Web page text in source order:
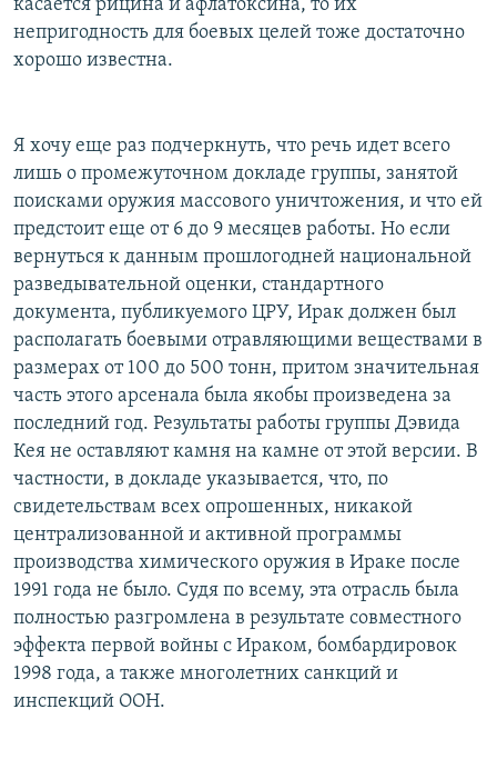
касается рицина и афлатоксина, то их
непригодность для боевых целей тоже достаточно
хорошо известна.
Я хочу еще раз подчеркнуть, что речь идет всего
лишь о промежуточном докладе группы, занятой
поисками оружия массового уничтожения, и что ей
предстоит еще от 6 до 9 месяцев работы. Но если
вернуться к данным прошлогодней национальной
разведывательной оценки, стандартного
документа, публикуемого ЦРУ, Ирак должен был
располагать боевыми отравляющими веществами в
размерах от 100 до 500 тонн, притом значительная
часть этого арсенала была якобы произведена за
последний год. Результаты работы группы Дэвида
Кея не оставляют камня на камне от этой версии. В
частности, в докладе указывается, что, по
свидетельствам всех опрошенных, никакой
централизованной и активной программы
производства химического оружия в Ираке после
1991 года не было. Судя по всему, эта отрасль была
полностью разгромлена в результате совместного
эффекта первой войны с Ираком, бомбардировок
1998 года, а также многолетних санкций и
инспекций ООН.